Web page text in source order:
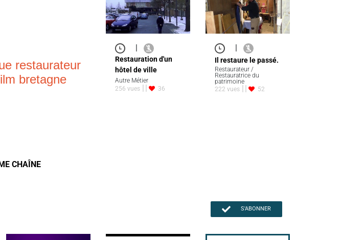
restaurateur
bretagne
Restauration d'un
hôtel de ville
Autre Métier
256 vues
36
Il restaure le passé.
Restaurateur /
Restauratrice du
patrimoine
222 vues
52
CHAÎNE
S'ABONNER